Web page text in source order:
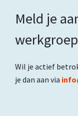
Meld je
Wil je actief
je dan aan via